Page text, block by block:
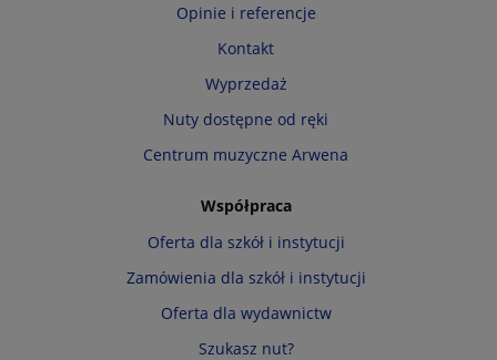
Opinie i referencje
Kontakt
Wyprzedaż
Nuty dostępne od ręki
Centrum muzyczne Arwena
Współpraca
Oferta dla szkół i instytucji
Zamówienia dla szkół i instytucji
Oferta dla wydawnictw
Szukasz nut?